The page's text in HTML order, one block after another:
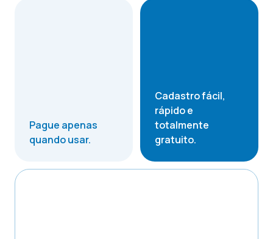
Pague apenas
quando usar.
Cadastro fácil,
rápido e
totalmente
gratuito.